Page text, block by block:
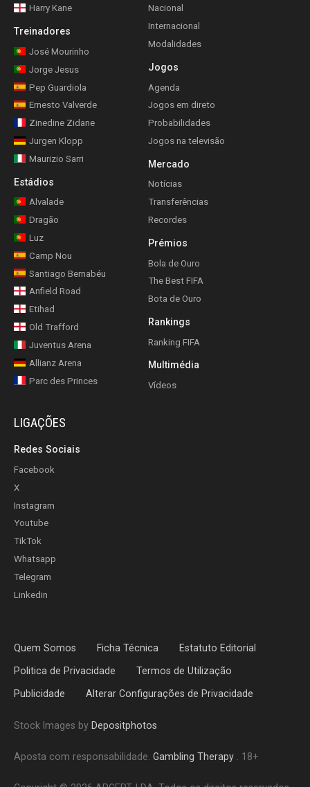
Harry Kane
Treinadores
José Mourinho
Jorge Jesus
Pep Guardiola
Ernesto Valverde
Zinedine Zidane
Jurgen Klopp
Maurizio Sarri
Estádios
Alvalade
Dragão
Luz
Camp Nou
Santiago Bernabéu
Anfield Road
Etihad
Old Trafford
Juventus Arena
Allianz Arena
Parc des Princes
Nacional
Internacional
Modalidades
Jogos
Agenda
Jogos em direto
Probabilidades
Jogos na televisão
Mercado
Notícias
Transferências
Recordes
Prémios
Bola de Ouro
The Best FIFA
Bota de Ouro
Rankings
Ranking FIFA
Multimédia
Vídeos
LIGAÇÕES
Redes Sociais
Facebook
X
Instagram
Youtube
TikTok
Whatsapp
Telegram
Linkedin
Quem Somos Ficha Técnica Estatuto Editorial
Politica de Privacidade Termos de Utilização
Publicidade Alterar Configurações de Privacidade
Stock Images by Depositphotos
Aposta com responsabilidade. Gambling Therapy. 18+